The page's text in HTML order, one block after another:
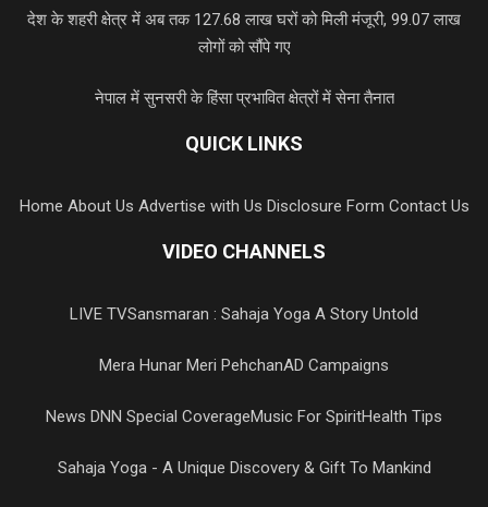
देश के शहरी क्षेत्र में अब तक 127.68 लाख घरों को मिली मंजूरी, 99.07 लाख
लोगों को सौंपे गए
नेपाल में सुनसरी के हिंसा प्रभावित क्षेत्रों में सेना तैनात
QUICK LINKS
Home About Us Advertise with Us Disclosure Form Contact Us
VIDEO CHANNELS
LIVE TVSansmaran : Sahaja Yoga A Story Untold
Mera Hunar Meri PehchanAD Campaigns
News DNN Special CoverageMusic For SpiritHealth Tips
Sahaja Yoga - A Unique Discovery & Gift To Mankind